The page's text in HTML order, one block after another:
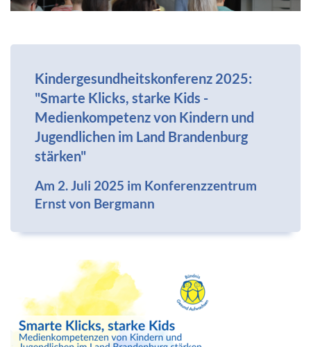
Kindergesundheitskonferenz 2025:
"Smarte Klicks, starke Kids -
Medienkompetenz von Kindern und
Jugendlichen im Land Brandenburg
stärken"
Am 2. Juli 2025 im Konferenzzentrum
Ernst von Bergmann